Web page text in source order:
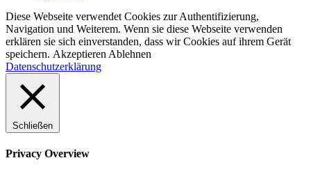
Diese Webseite verwendet Cookies zur Authentifizierung,
Navigation und Weiterem. Wenn sie diese Webseite verwenden
erklären sie sich einverstanden, dass wir Cookies auf ihrem Gerät
speichern. Akzeptieren Ablehnen
Datenschutzerklärung
Schließen
Privacy Overview